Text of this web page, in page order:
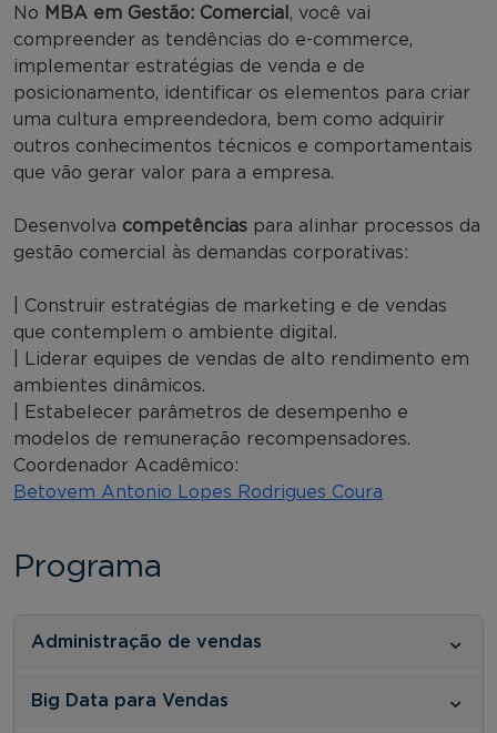
No MBA em Gestão: Comercial , você vai
compreender as tendências do e-commerce,
implementar estratégias de venda e de
posicionamento, identificar os elementos para criar
uma cultura empreendedora, bem como adquirir
outros conhecimentos técnicos e comportamentais
que vão gerar valor para a empresa.
Desenvolva competências para alinhar processos da
gestão comercial às demandas corporativas:
| Construir estratégias de marketing e de vendas
que contemplem o ambiente digital.
| Liderar equipes de vendas de alto rendimento em
ambientes dinâmicos.
| Estabelecer parâmetros de desempenho e
modelos de remuneração recompensadores.
Coordenador Acadêmico:
Betovem Antonio Lopes Rodrigues Coura
Programa
Administração de vendas
Big Data para Vendas